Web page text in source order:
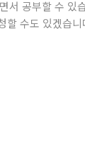
서 공부할 수 있
할 수도 있겠습니